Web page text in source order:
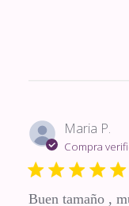
Maria P.
Compra
Buen tamaño ,